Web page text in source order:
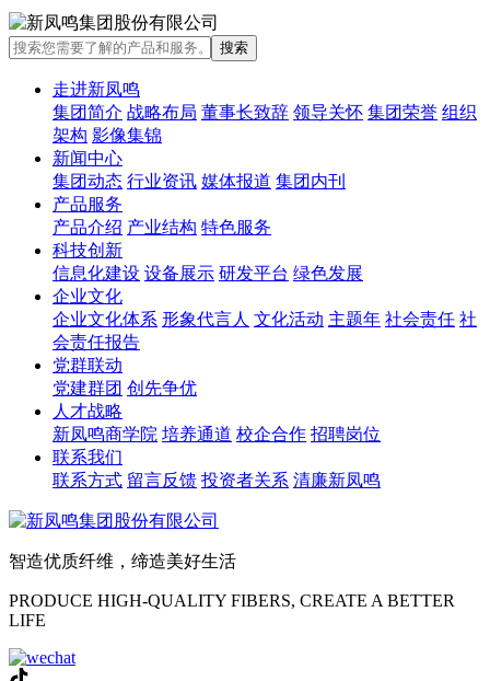
走进新凤鸣
集团简介 战略布局 董事长致辞 领导关怀 集团荣誉 组织
架构 影像集锦
新闻中心
集团动态 行业资讯 媒体报道 集团内刊
产品服务
产品介绍 产业结构 特色服务
科技创新
信息化建设 设备展示 研发平台 绿色发展
企业文化
企业文化体系 形象代言人 文化活动 主题年 社会责任 社
会责任报告
党群联动
党建群团 创先争优
人才战略
新凤鸣商学院 培养通道 校企合作 招聘岗位
联系我们
联系方式 留言反馈 投资者关系 清廉新凤鸣
智造优质纤维，缔造美好生活
PRODUCE HIGH-QUALITY FIBERS, CREATE A BETTER
LIFE